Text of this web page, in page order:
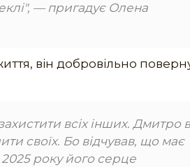
— пригадує Олена
він добровільно
всіх інших. Дмитро
своїх. Бо відчував, що має
року його серце